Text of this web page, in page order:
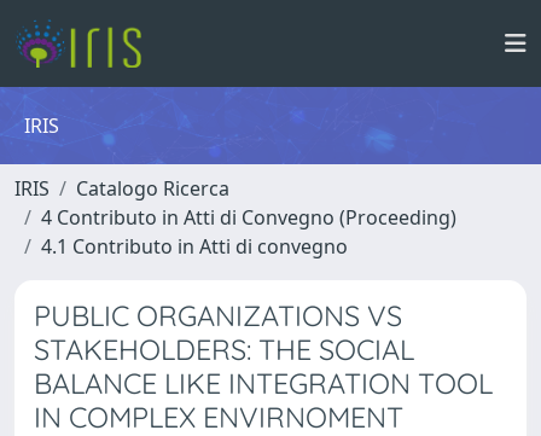
IRIS
IRIS
Catalogo Ricerca
4 Contributo in Atti di Convegno (Proceeding)
4.1 Contributo in Atti di convegno
PUBLIC ORGANIZATIONS VS
STAKEHOLDERS: THE SOCIAL
BALANCE LIKE INTEGRATION TOOL
IN COMPLEX ENVIRNOMENT